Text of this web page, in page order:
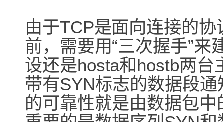
由于TCP是面向连接的
前，需要用“三次握手”
设还是hosta和hostb两台
带有SYN标志的数据段
的可靠性就是由数据包